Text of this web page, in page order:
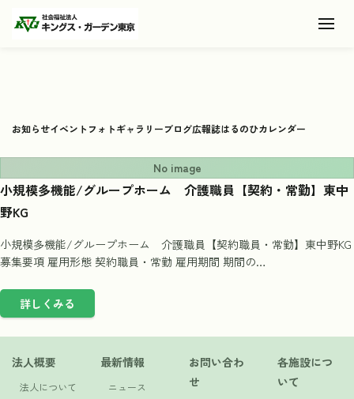
お知らせイベント フォトギャラリーブログ広報誌はるのひカレンダー
No image
小規模多機能/グループホーム 介護職員【契約・常勤】東中
野KG
小規模多機能/グループホーム 介護職員【契約職員・常勤】東中野KG
募集要項 雇用形態 契約職員・常勤 雇用期間 期間の…
詳しくみる
法人概要
法人について
最新情報
ニュース
お問い合わ
せ
各施設につ
いて